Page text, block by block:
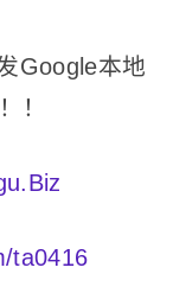
Google本地
！
ta0416